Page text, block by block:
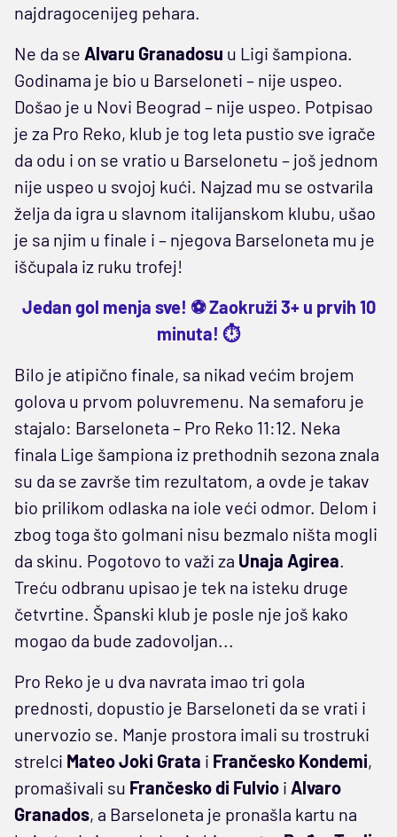
najdragocenijeg pehara.
Ne da se Alvaru Granadosu u Ligi šampiona.
Godinama je bio u Barseloneti – nije uspeo.
Došao je u Novi Beograd – nije uspeo. Potpisao
je za Pro Reko, klub je tog leta pustio sve igrače
da odu i on se vratio u Barselonetu – još jednom
nije uspeo u svojoj kući. Najzad mu se ostvarila
želja da igra u slavnom italijanskom klubu, ušao
je sa njim u finale i – njegova Barseloneta mu je
iščupala iz ruku trofej!
Jedan gol menja sve! ⚽ Zaokruži 3+ u prvih 10
minuta! ⏱️
Bilo je atipično finale, sa nikad većim brojem
golova u prvom poluvremenu. Na semaforu je
stajalo: Barseloneta – Pro Reko 11:12. Neka
finala Lige šampiona iz prethodnih sezona znala
su da se završe tim rezultatom, a ovde je takav
bio prilikom odlaska na iole veći odmor. Delom i
zbog toga što golmani nisu bezmalo ništa mogli
da skinu. Pogotovo to važi za Unaja Agirea.
Treću odbranu upisao je tek na isteku druge
četvrtine. Španski klub je posle nje još kako
mogao da bude zadovoljan...
Pro Reko je u dva navrata imao tri gola
prednosti, dopustio je Barseloneti da se vrati i
unervozio se. Manje prostora imali su trostruki
strelci Mateo Joki Grata i Frančesko Kondemi,
promašivali su Frančesko di Fulvio i Alvaro
Granados, a Barseloneta je pronašla kartu na